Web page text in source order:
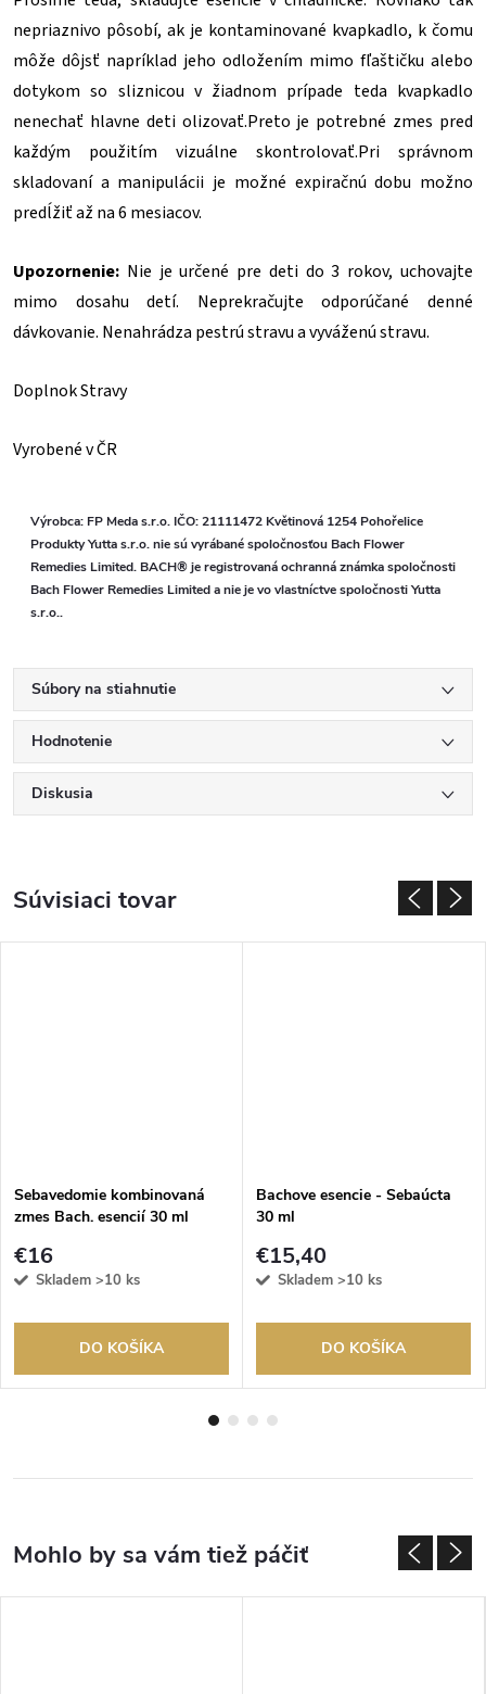
nepriaznivo pôsobí, ak je kontaminované kvapkadlo, k čomu
môže dôjsť napríklad jeho odložením mimo fľaštičku alebo
dotykom so sliznicou v žiadnom prípade teda kvapkadlo
nenechať hlavne deti olizovať.Preto je potrebné zmes pred
každým použitím vizuálne skontrolovať.Pri správnom
skladovaní a manipulácii je možné expiračnú dobu možno
predĺžiť až na 6 mesiacov.
Upozornenie: Nie je určené pre deti do 3 rokov, uchovajte
mimo dosahu detí. Neprekračujte odporúčané denné
dávkovanie. Nenahrádza pestrú stravu a vyváženú stravu.
Doplnok Stravy
Vyrobené v ČR
Výrobca: FP Meda s.r.o. IČO: 21111472 Květinová 1254 Pohořelice
Produkty Yutta s.r.o. nie sú vyrábané spoločnosťou Bach Flower
Remedies Limited. BACH® je registrovaná ochranná známka spoločnosti
Bach Flower Remedies Limited a nie je vo vlastníctve spoločnosti Yutta
s.r.o..
Súbory na stiahnutie
Hodnotenie
Diskusia
Súvisiaci tovar
Sebavedomie kombinovaná
zmes Bach. esencií 30 ml
€16
Skladem >10 ks
DO KOŠÍKA
Bachove esencie - Sebaúcta
30 ml
€15,40
Skladem >10 ks
DO KOŠÍKA